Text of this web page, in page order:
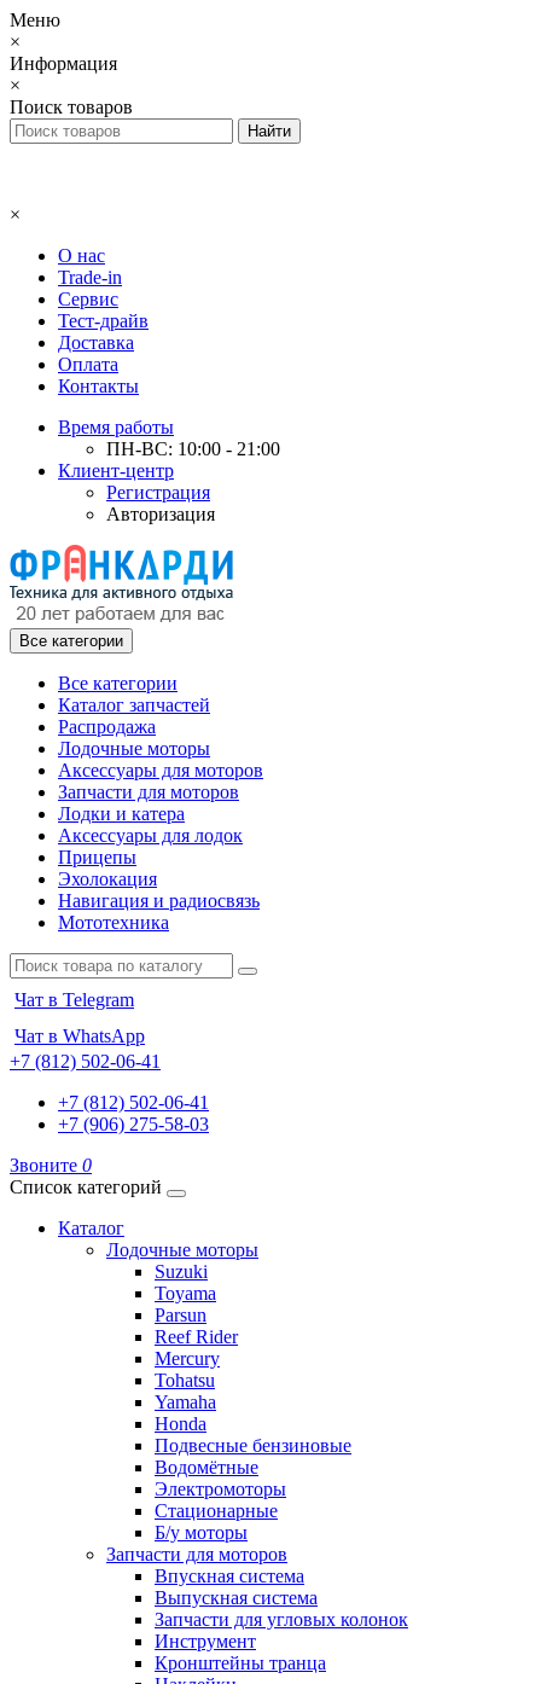
Меню
×
Информация
×
Поиск товаров
×
О нас
Trade-in
Сервис
Тест-драйв
Доставка
Оплата
Контакты
Время работы
ПН-ВС: 10:00 - 21:00
Клиент-центр
Регистрация
Авторизация
Все категории
Все категории
Каталог запчастей
Распродажа
Лодочные моторы
Аксессуары для моторов
Запчасти для моторов
Лодки и катера
Аксессуары для лодок
Прицепы
Эхолокация
Навигация и радиосвязь
Мототехника
Чат в Telegram
Чат в WhatsApp
+7 (812) 502-06-41
+7 (812) 502-06-41
+7 (906) 275-58-03
Звоните 0
Список категорий
Каталог
Лодочные моторы
Suzuki
Toyama
Parsun
Reef Rider
Mercury
Tohatsu
Yamaha
Honda
Подвесные бензиновые
Водомётные
Электромоторы
Стационарные
Б/у моторы
Запчасти для моторов
Впускная система
Выпускная система
Запчасти для угловых колонок
Инструмент
Кронштейны транца